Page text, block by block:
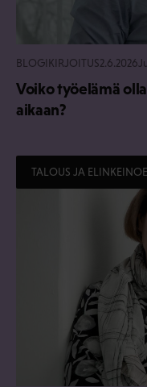
BLOGIKIRJOITUS2.6.2026
Voiko työelämä
aikaan?
TALOUS JA